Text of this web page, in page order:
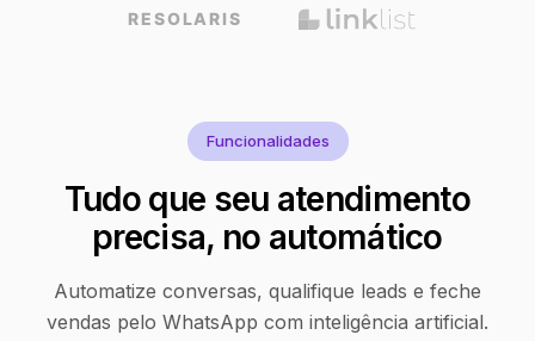
Funcionalidades
Tudo que seu atendimento
precisa, no automático
Automatize conversas, qualifique leads e feche
vendas pelo WhatsApp com inteligência artificial.